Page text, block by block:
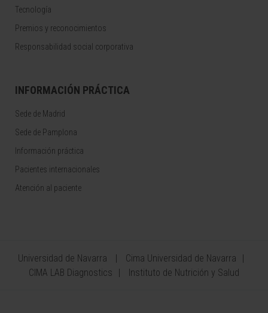
Tecnología
Premios y reconocimientos
Responsabilidad social corporativa
INFORMACIÓN PRÁCTICA
Sede de Madrid
Sede de Pamplona
Información práctica
Pacientes internacionales
Atención al paciente
Universidad de Navarra
Cima Universidad de Navarra
CIMA LAB Diagnostics
Instituto de Nutrición y Salud